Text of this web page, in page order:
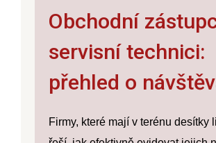
Obchodní
servisní technici:
přehled o
Firmy, které mají v terénu desítky